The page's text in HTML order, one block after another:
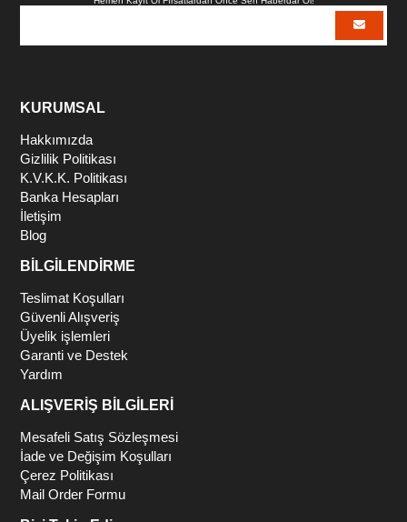
KURUMSAL
Hakkımızda
Gizlilik Politikası
K.V.K.K. Politikası
Banka Hesapları
İletişim
Blog
BİLGİLENDİRME
Teslimat Koşulları
Güvenli Alışveriş
Üyelik işlemleri
Garanti ve Destek
Yardım
ALIŞVERİŞ BİLGİLERİ
Mesafeli Satış Sözleşmesi
İade ve Değişim Koşulları
Çerez Politikası
Mail Order Formu